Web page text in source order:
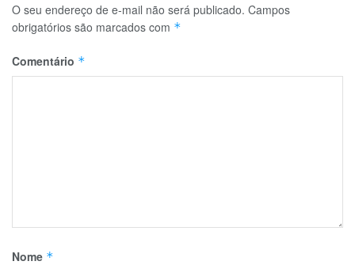
O seu endereço de e-mail não será publicado. Campos
obrigatórios são marcados com *
Comentário *
Nome *